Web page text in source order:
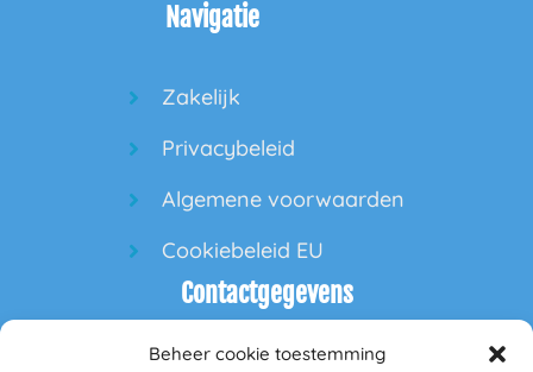
Beheer cookie toestemming
Navigatie
Zakelijk
Privacybeleid
Algemene voorwaarden
Cookiebeleid EU
Contactgegevens